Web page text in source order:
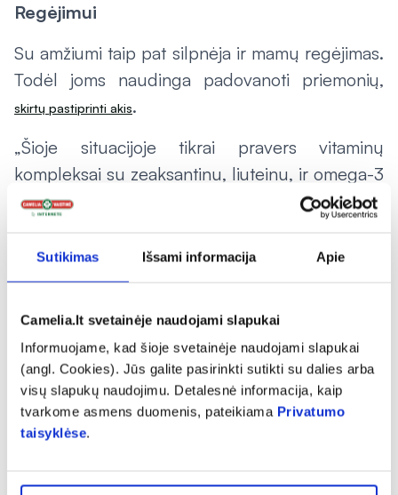
Sutikimas Išsami informacija Apie
Camelia.lt svetainėje naudojami slapukai
Informuojame, kad šioje svetainėje naudojami slapukai
(angl. Cookies). Jūs galite pasirinkti sutikti su dalies arba
visų slapukų naudojimu. Detalesnė informacija, kaip
tvarkome asmens duomenis, pateikiama Privatumo
taisyklėse.
Regėjimui
Su amžiumi taip pat silpnėja ir mamų regėjimas.
Todėl joms naudinga padovanoti priemonių,
skirtų pastiprinti akis.
„Šioje situacijoje tikrai pravers vitaminų
kompleksai su zeaksantinu, liuteinu, ir omega-3
riebalų rūgštimis. Būtent dėl šių medžiagų
trūkumo organizme silpsta regėjimas, todėl
labai svarbu nuolat palaikyti reikalingą jų kiekį“,
– pataria „Camelia“ vaistininkė.
Grožiui
M. Matulaitytė sako, kad dėl hormonų lemiamų
odos struktūros pokyčių brandaus amžiaus
sulaukusių moterų oda suplonėja, papilkėja,
suglemba, todėl siekiant atitolinti senėjimo